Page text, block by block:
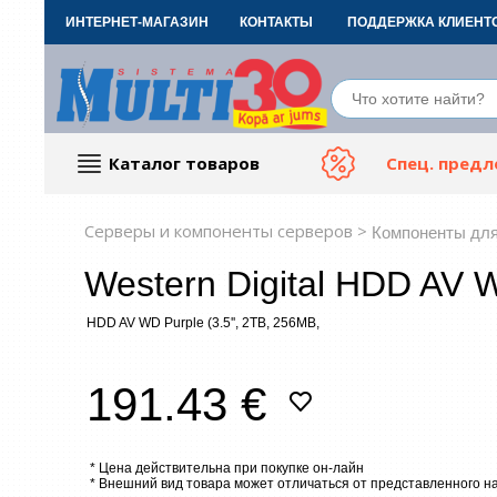
ИНТЕРНЕТ-МАГАЗИН КОНТАКТЫ ПОДДЕРЖКА
Каталог товаров Спец.
Компьютерные аксессуары
ТВ, Фото и электроника
Серверы и компоненты серверов > Компоненты
Western Digital HDD AV
HDD AV WD Purple (3.5'', 2TB, 256MB,
191.43 €
* Цена действительна при покупке он-лайн
* Внешний вид товара может отличаться от представленного